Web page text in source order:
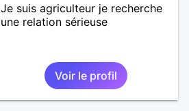
Je suis agriculteur je recherche
une relation sérieuse
Voir le profil